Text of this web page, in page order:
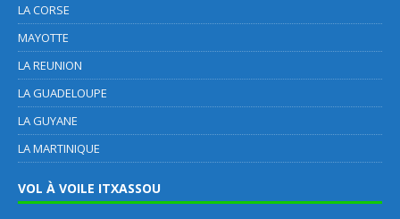
LA CORSE
MAYOTTE
LA REUNION
LA GUADELOUPE
LA GUYANE
LA MARTINIQUE
VOL À VOILE ITXASSOU